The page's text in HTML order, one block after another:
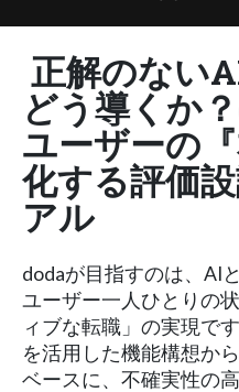
正解のない
どう導くか
ユーザーの
化する評価
アル
dodaが目指すのは、AI
ユーザー一人ひとりの
ィブな転職」の実現で
を活用した機能構想か
ベースに、不確実性の